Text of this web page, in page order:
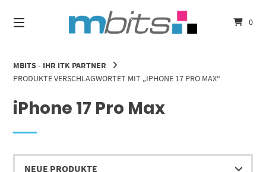
zum
Inhalt
0
MBITS - IHR ITK PARTNER
PRODUKTE VERSCHLAGWORTET MIT „IPHONE 17 PRO MAX“
iPhone 17 Pro Max